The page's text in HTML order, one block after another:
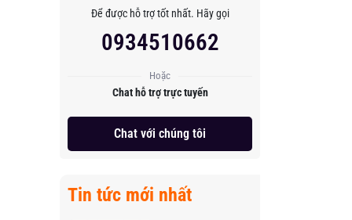
Để được hỗ trợ tốt nhất. Hãy gọi
0934510662
Hoặc
Chat hỗ trợ trực tuyến
Chat với chúng tôi
Tin tức mới nhất